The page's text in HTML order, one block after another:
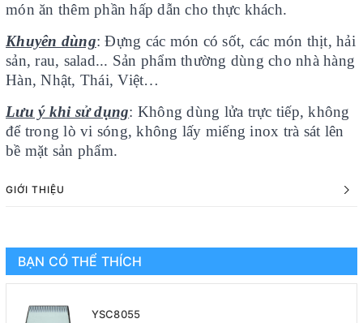
món ăn thêm phần hấp dẫn cho thực khách.
Khuyên dùng: Đựng các món có sốt, các món thịt, hải
sản, rau, salad... Sản phẩm thường dùng cho nhà hàng
Hàn, Nhật, Thái, Việt…
Lưu ý khi sử dụng: Không dùng lửa trực tiếp, không
để trong lò vi sóng, không lấy miếng inox trà sát lên
bề mặt sản phẩm.
GIỚI THIỆU
BẠN CÓ THỂ THÍCH
YSC8055